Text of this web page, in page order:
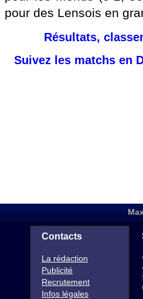
pour des Lensois en
Résultats,
Suivez les matchs en
Contacts
La rédaction
Publicité
Recrutement
Infos légales